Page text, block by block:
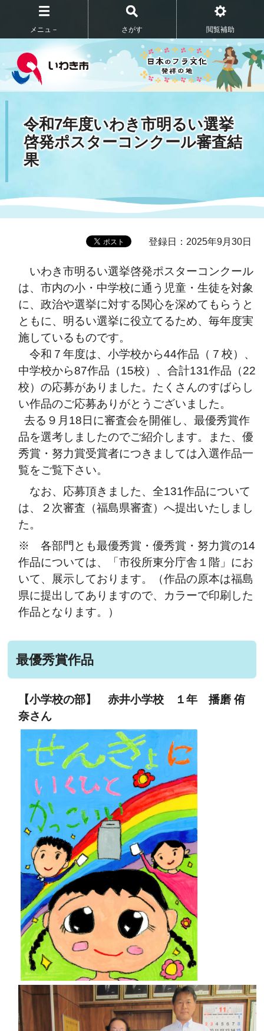
メニュ－ さがす 閲覧補助
令和7年度いわき市明るい選挙
啓発ポスターコンクール審査結
果
登録日：2025年9月30日
いわき市明るい選挙啓発ポスターコンクール
は、市内の小・中学校に通う児童・生徒を対象
に、政治や選挙に対する関心を深めてもらうと
ともに、明るい選挙に役立てるため、毎年度実
施しているものです。
令和７年度は、小学校から44作品（７校）、
中学校から87作品（15校）、合計131作品（22
校）の応募がありました。たくさんのすばらし
い作品のご応募ありがとうございました。
去る９月18日に審査会を開催し、最優秀賞作
品を選考しましたのでご紹介します。また、優
秀賞・努力賞受賞者につきましては入選作品一
覧をご覧下さい。
なお、応募頂きました、全131作品について
は、２次審査（福島県審査）へ提出いたしまし
た。
※ 各部門とも最優秀賞・優秀賞・努力賞の14
作品については、「市役所東分庁舎１階」にお
いて、 展示しております。（作品の原本は福島
県に提出してありますので、カラーで印刷した
作品となります。）
最優秀賞作品
【小学校の部】 赤井小学校 １年 播磨 侑
奈さん